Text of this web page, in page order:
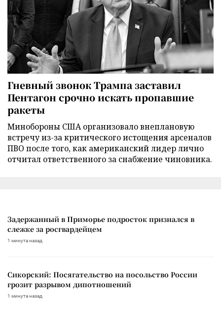
Гневный звонок Трампа заставил
Пентагон срочно искать пропавшие
ракеты
Минобороны США организовало внеплановую
встречу из-за критического истощения арсеналов
ПВО после того, как американский лидер лично
отчитал ответственного за снабжение чиновника.
Задержанный в Приморье подросток признался в
слежке за росгвардейцем
1 минута назад
Сикорский: Посягательство на посольство России
грозит разрывом дипотношений
1 минута назад